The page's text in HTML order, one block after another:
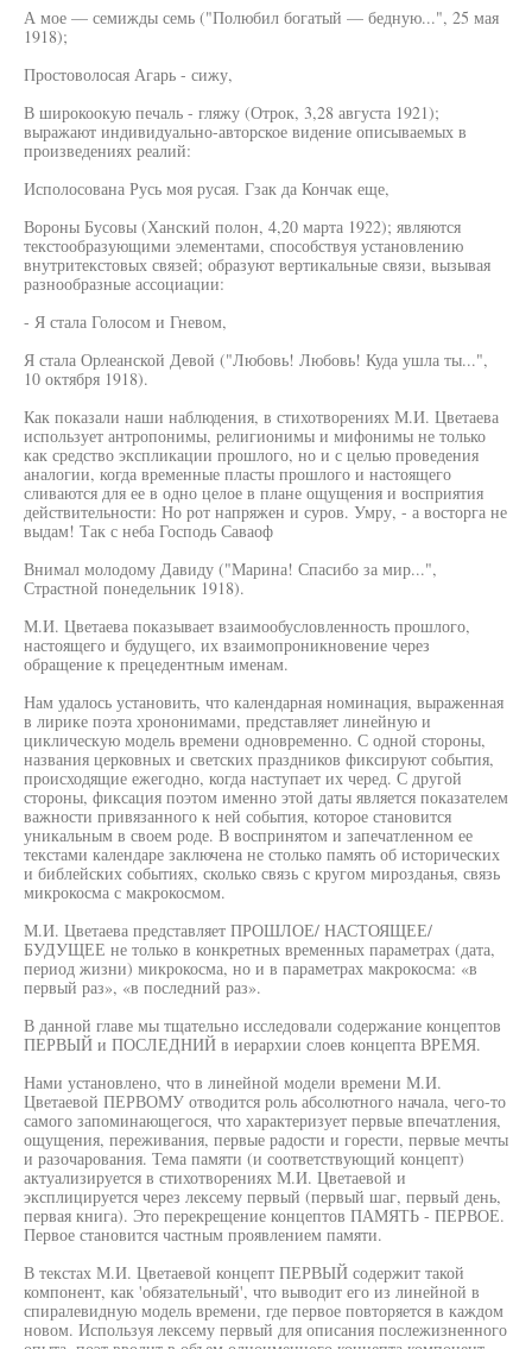
А мое — семижды семь ("Полюбил богатый — бедную...", 25 мая
1918);
Простоволосая Агарь - сижу,
В широкоокую печаль - гляжу (Отрок, 3,28 августа 1921);
выражают индивидуально-авторское видение описываемых в
произведениях реалий:
Исполосована Русь моя русая. Гзак да Кончак еще,
Вороны Бусовы (Ханский полон, 4,20 марта 1922); являются
текстообразующими элементами, способствуя установлению
внутритекстовых связей; образуют вертикальные связи, вызывая
разнообразные ассоциации:
- Я стала Голосом и Гневом,
Я стала Орлеанской Девой ("Любовь! Любовь! Куда ушла ты...",
10 октября 1918).
Как показали наши наблюдения, в стихотворениях М.И. Цветаева
использует антропонимы, религионимы и мифонимы не только
как средство экспликации прошлого, но и с целью проведения
аналогии, когда временные пласты прошлого и настоящего
сливаются для ее в одно целое в плане ощущения и восприятия
действительности: Но рот напряжен и суров. Умру, - а восторга не
выдам! Так с неба Господь Саваоф
Внимал молодому Давиду ("Марина! Спасибо за мир...",
Страстной понедельник 1918).
М.И. Цветаева показывает взаимообусловленность прошлого,
настоящего и будущего, их взаимопроникновение через
обращение к прецедентным именам.
Нам удалось установить, что календарная номинация, выраженная
в лирике поэта хрононимами, представляет линейную и
циклическую модель времени одновременно. С одной стороны,
названия церковных и светских праздников фиксируют события,
происходящие ежегодно, когда наступает их черед. С другой
стороны, фиксация поэтом именно этой даты является показателем
важности привязанного к ней события, которое становится
уникальным в своем роде. В воспринятом и запечатленном ее
текстами календаре заключена не столько память об исторических
и библейских событиях, сколько связь с кругом мирозданья, связь
микрокосма с макрокосмом.
М.И. Цветаева представляет ПРОШЛОЕ/ НАСТОЯЩЕЕ/
БУДУЩЕЕ не только в конкретных временных параметрах (дата,
период жизни) микрокосма, но и в параметрах макрокосма: «в
первый раз», «в последний раз».
В данной главе мы тщательно исследовали содержание концептов
ПЕРВЫЙ и ПОСЛЕДНИЙ в иерархии слоев концепта ВРЕМЯ.
Нами установлено, что в линейной модели времени М.И.
Цветаевой ПЕРВОМУ отводится роль абсолютного начала, чего-то
самого запоминающегося, что характеризует первые впечатления,
ощущения, переживания, первые радости и горести, первые мечты
и разочарования. Тема памяти (и соответствующий концепт)
актуализируется в стихотворениях М.И. Цветаевой и
эксплицируется через лексему первый (первый шаг, первый день,
первая книга). Это перекрещение концептов ПАМЯТЬ - ПЕРВОЕ.
Первое становится частным проявлением памяти.
В текстах М.И. Цветаевой концепт ПЕРВЫЙ содержит такой
компонент, как 'обязательный', что выводит его из линейной в
спиралевидную модель времени, где первое повторяется в каждом
новом. Используя лексему первый для описания послежизненного